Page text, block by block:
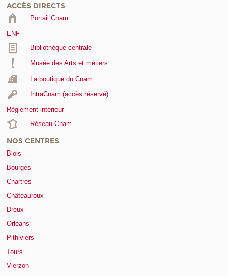
ACCÈS DIRECTS
Portail Cnam
ENF
Bibliothèque centrale
Musée des Arts et métiers
La boutique du Cnam
IntraCnam (accès réservé)
Règlement intérieur
Réseau Cnam
NOS CENTRES
Blois
Bourges
Chartres
Châteauroux
Dreux
Orléans
Pithiviers
Tours
Vierzon